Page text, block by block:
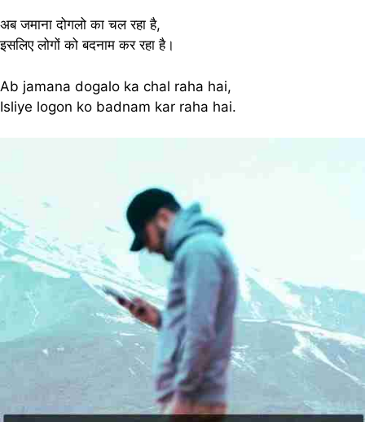
अब जमाना दोगलो का चल रहा है,
इसलिए लोगों को बदनाम कर रहा है।
Ab jamana dogalo ka chal raha hai,
Isliye logon ko badnam kar raha hai.